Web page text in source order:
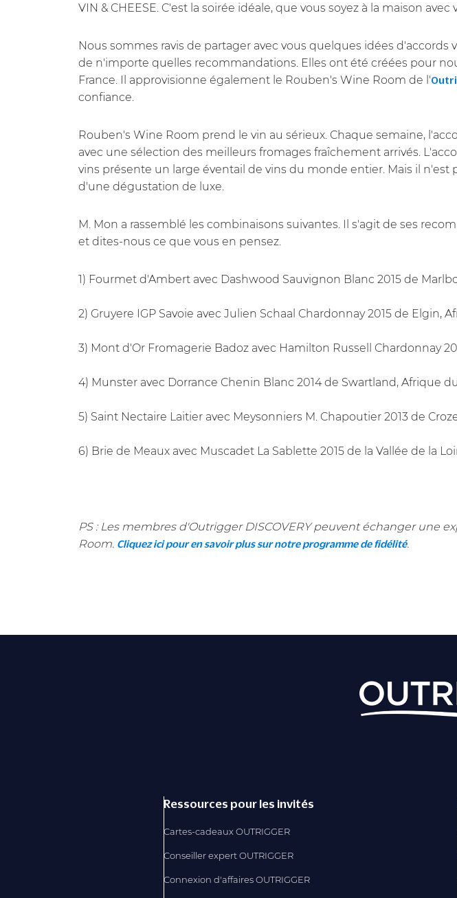
VIN & CHEESE. C'est la soirée idéale, que vous soyez à la maison
Nous sommes ravis de partager avec vous quelques idées
de n'importe quelles recommandations. Elles ont été créées pour
France. Il approvisionne également le Rouben's Wine Room de l'
confiance.
Rouben's Wine Room prend le vin au sérieux. Chaque semaine,
avec une sélection des meilleurs fromages fraîchement arrivés.
vins présente un large éventail de vins du monde entier. Mais il
d'une dégustation de luxe.
M. Mon a rassemblé les combinaisons suivantes. Il s'agit de ses
et dites-nous ce que vous en pensez.
1) Fourmet d'Ambert avec Dashwood Sauvignon Blanc 2015 de
2) Gruyere IGP Savoie avec Julien Schaal Chardonnay 2015 de Elgin,
3) Mont d'Or Fromagerie Badoz avec Hamilton Russell Chardonnay
4) Munster avec Dorrance Chenin Blanc 2014 de Swartland, Afrique
5) Saint Nectaire Laitier avec Meysonniers M. Chapoutier 2013 de
6) Brie de Meaux avec Muscadet La Sablette 2015 de la Vallée de la
PS : Les membres d'Outrigger DISCOVERY peuvent échanger une
Room. Cliquez ici pour en savoir plus sur notre programme de fidélité.
Ressources pour les invités
Cartes-cadeaux OUTRIGGER
Conseiller expert OUTRIGGER
Connexion d'affaires OUTRIGGER